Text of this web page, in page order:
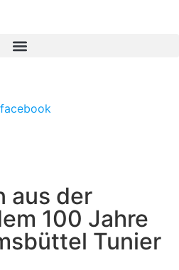
aus der
100 Jahre
Tunier